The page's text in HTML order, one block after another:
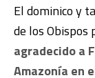
El dominico y
de los Obispos
agradecido a
Amazonía en